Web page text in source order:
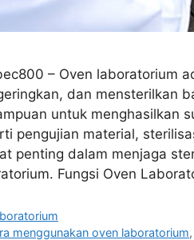
– Oven laboratorium
dan mensterilkan
untuk menghasilkan
pengujian material,
penting dalam menjaga
Fungsi Oven
menggunakan oven laboratorium,